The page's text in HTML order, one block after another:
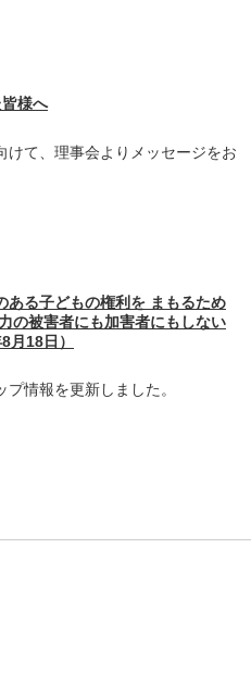
様へ
けて、理事会よりメッセージをお
ある子どもの権利を まもるため
の被害者にも加害者にもしない
月18日）
情報を更新しました。